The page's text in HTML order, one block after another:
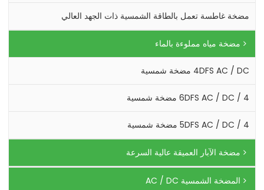
مضخة غاطسة تعمل بالطاقة الشمسية ذات الجهد العالي
مضخة مياه مملوءة بالماء
4DFS AC / DC مضخة شمسية
4 / 6DFS AC / DC مضخة شمسية
4 / 5DFS AC / DC مضخة شمسية
مضخة الآبار العميقة عالية السرعة
المضخة الشمسية AC / DC